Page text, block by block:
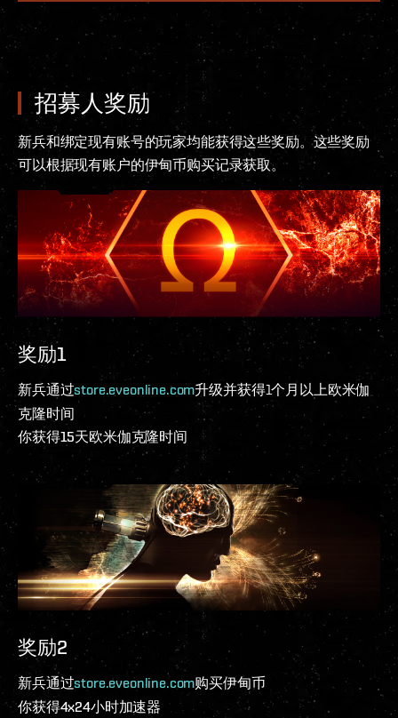
招募人奖励
新兵和绑定现有账号的玩家均能获得这些奖励。这些奖励
可以根据现有账户的伊甸币购买记录获取。
奖励1
新兵通过store.eveonline.com升级并获得1个月以上欧米伽
克隆时间
你获得15天欧米伽克隆时间
奖励2
新兵通过store.eveonline.com购买伊甸币
你获得4x24小时加速器